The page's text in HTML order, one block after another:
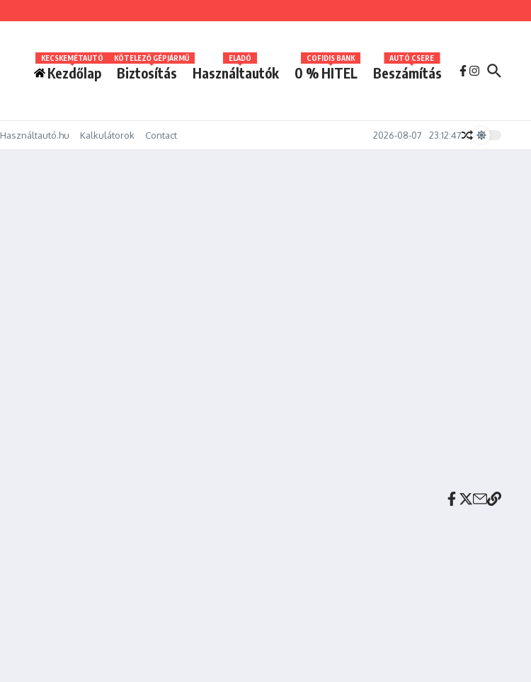
Kezdőlap
KECSKEMÉTAUTÓ
Biztosítás
KÖTELEZŐ GÉPJÁRMŰ
Használtautók
ELADÓ
0 % HITEL
COFIDIS BANK
Beszámítás
AUTÓ CSERE
Használtautó.hu Kalkulátorok Contact 2026-08-07 23:12:47